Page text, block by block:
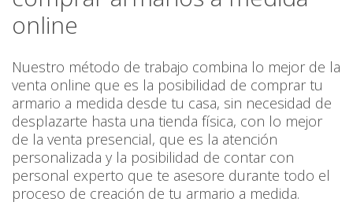
online
Nuestro método de trabajo combina lo mejor de la
venta online que es la posibilidad de comprar tu
armario a medida desde tu casa, sin necesidad de
desplazarte hasta una tienda física, con lo mejor
de la venta presencial, que es la atención
personalizada y la posibilidad de contar con
personal experto que te asesore durante todo el
proceso de creación de tu armario a medida.